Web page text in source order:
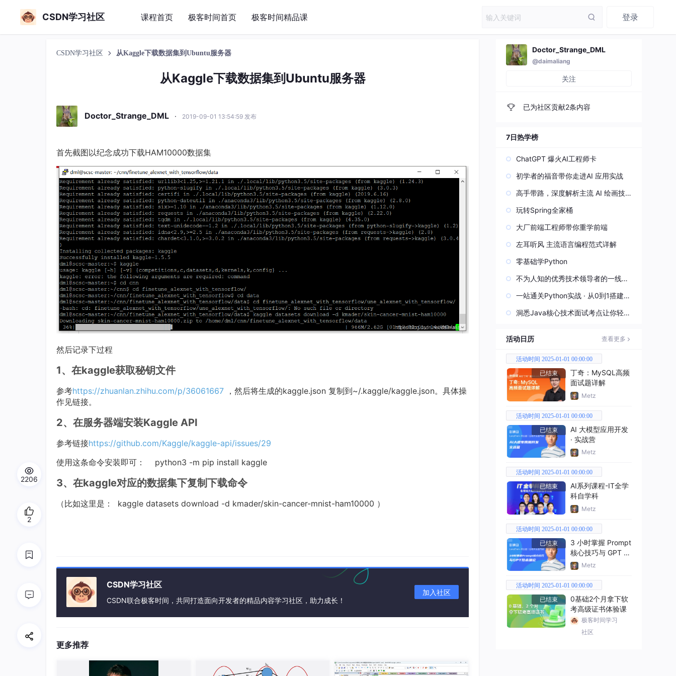
CSDN学习社区 课程首页 极客时间首页 极客时间精品课 登录
CSDN学习社区 从Kaggle下载数据集到Ubuntu服务器
从Kaggle下载数据集到Ubuntu服务器
Doctor_Strange_DML · 2019-09-01 13:54:59 发布
首先截图以纪念成功下载HAM10000数据集
然后记录下过程
1、在kaggle获取秘钥文件
参考https://zhuanlan.zhihu.com/p/36061667 ，然后将生成的kaggle.json 复制到~/.kaggle/kaggle.json。具体操
作见链接。
2、在服务器端安装Kaggle API
参考链接https://github.com/Kaggle/kaggle-api/issues/29
使用这条命令安装即可： python3 -m pip install kaggle
3、在kaggle对应的数据集下复制下载命令
（比如这里是： kaggle datasets download -d kmader/skin-cancer-mnist-ham10000 ）
CSDN学习社区
CSDN联合极客时间，共同打造面向开发者的精品内容学习社区，助力成长！
加入社区
更多推荐
2206
2
Doctor_Strange_DML
@daimaliang
关注
已为社区贡献2条内容
7日热学榜
ChatGPT 爆火AI工程师卡
初学者的福音带你走进AI 应用实战
高手带路，深度解析主流 AI 绘画技
术原理
玩转Spring全家桶
大厂前端工程师带你重学前端
左耳听风 主流语言编程范式详解
零基础学Python
不为人知的优秀技术领导者的一线实
一站通关Python实战 · 从0到1搭建直
播视频平台
洞悉Java核心技术面试考点让你轻松
活动日历
查看更多
活动时间 2025-01-01 00:00:00
已结束
丁奇：MySQL高频
面试题详解
Metz
活动时间 2025-01-01 00:00:00
已结束
AI 大模型应用开发
· 实战营
Metz
活动时间 2025-01-01 00:00:00
已结束
AI系列课程-IT全学
科自学科
Metz
活动时间 2025-01-01 00:00:00
已结束
3 小时掌握 Prompt
核心技巧与 GPT 技
术理论
Metz
活动时间 2025-01-01 00:00:00
已结束
0基础2个月拿下软
考高级证书体验课
极客时间学习
社区